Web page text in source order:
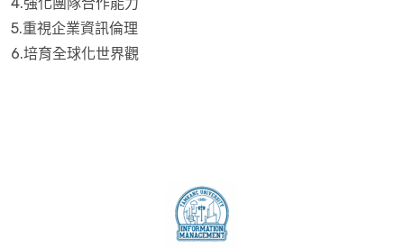
5.重視企業資訊倫理
6.培育全球化世界觀